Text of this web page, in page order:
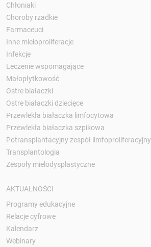
Chłoniaki
Choroby rzadkie
Farmaceuci
Inne mieloproliferacje
Infekcje
Leczenie wspomagające
Małopłytkowość
Ostre białaczki
Ostre białaczki dziecięce
Przewlekła białaczka limfocytowa
Przewlekła białaczka szpikowa
Potransplantacyjny zespół limfoproliferacyjny
Transplantologia
Zespoły mielodysplastyczne
AKTUALNOŚCI
Programy edukacyjne
Relacje cyfrowe
Kalendarz
Webinary